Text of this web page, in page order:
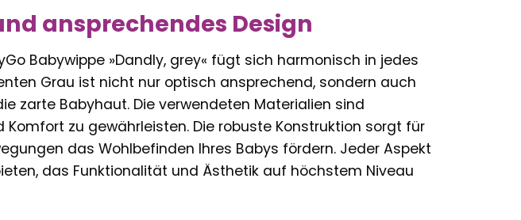
ansprechendes Design
Babywippe »Dandly, grey« fügt sich harmonisch in jedes
Grau ist nicht nur optisch ansprechend, sondern auch
zarte Babyhaut. Die verwendeten Materialien sind
zu gewährleisten. Die robuste Konstruktion sorgt für
das Wohlbefinden Ihres Babys fördern. Jeder Aspekt
das Funktionalität und Ästhetik auf höchstem Niveau